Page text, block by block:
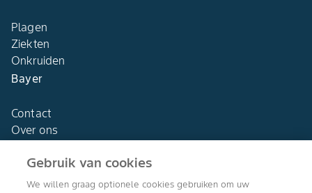
Plagen
Ziekten
Onkruiden
Bayer
Contact
Over ons
Gebruik van cookies
We willen graag optionele cookies gebruiken om uw